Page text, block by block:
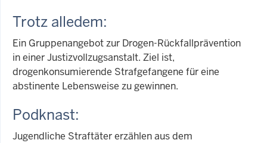
Trotz alledem:
Ein Gruppenangebot zur Drogen-Rückfallprävention
in einer Justizvollzugsanstalt. Ziel ist,
drogenkonsumierende Strafgefangene für eine
abstinente Lebensweise zu gewinnen.
Podknast:
Jugendliche Straftäter erzählen aus dem